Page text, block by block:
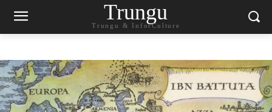
Trungu
Trungu & InforCulture